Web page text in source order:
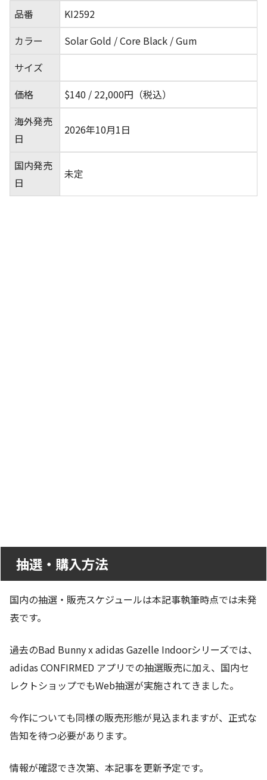
品番
KI2592
カラー
Solar Gold / Core Black / Gum
サイズ
価格
$140 / 22,000円（税込）
海外発売
日
2026年10月1日
国内発売
日
未定
抽選・購入方法
国内の抽選・販売スケジュールは本記事執筆時点では未発
表です。
過去のBad Bunny x adidas Gazelle Indoorシリーズでは、
adidas CONFIRMED アプリでの抽選販売に加え、国内セ
レクトショップでもWeb抽選が実施されてきました。
今作についても同様の販売形態が見込まれますが、正式な
告知を待つ必要があります。
情報が確認でき次第、本記事を更新予定です。